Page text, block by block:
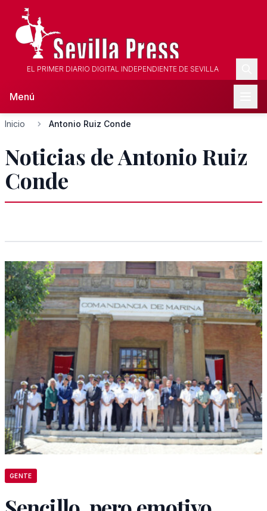
EL PRIMER DIARIO DIGITAL INDEPENDIENTE DE SEVILLA
Menú
Inicio Antonio Ruiz Conde
Noticias de Antonio Ruiz
Conde
GENTE